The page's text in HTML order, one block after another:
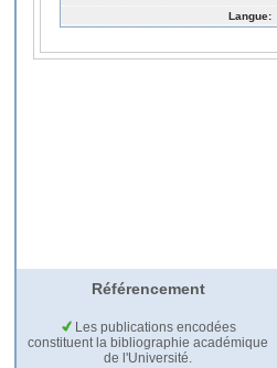
Langue:
Référencement
Les publications encodées
constituent la bibliographie académique
de l'Université.